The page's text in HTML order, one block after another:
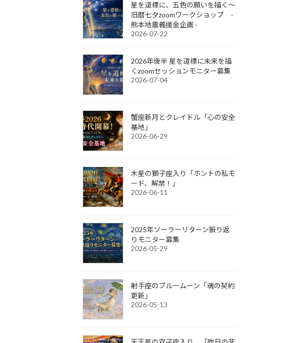
星を道標に、五色の願いを描く～
旧暦七夕zoomワークショップ -
熊本地震義援金企画 -
2026-07-22
2026年後半 星を道標に未来を描
くzoomセッションモニター募集
2026-07-04
蟹座新月とクレイドル「心の安全
基地」
2026-06-29
木星の獅子座入り「ホントの私モ
ード、解禁！」
2026-06-11
2025年ソーラーリターン振り返
りモニター募集
2026-05-29
射手座のブルームーン「魂の契約
更新」
2026-05-13